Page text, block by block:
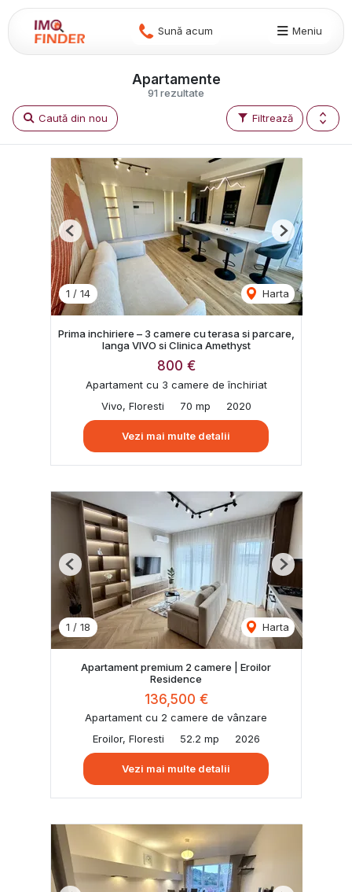
Sună acum Meniu
91 rezultate
Apartamente
Filtrează
Caută din nou
1 / 14 Harta
Previous Next
Prima inchiriere – 3 camere cu terasa si parcare,
langa VIVO si Clinica Amethyst
800 €
Apartament cu 3 camere de închiriat
Vivo, Floresti
70 mp 2020
Vezi mai multe detalii
1 / 18 Harta
Previous Next
Apartament premium 2 camere | Eroilor
Residence
136,500 €
Apartament cu 2 camere de vânzare
Eroilor, Floresti
52.2 mp 2026
Vezi mai multe detalii